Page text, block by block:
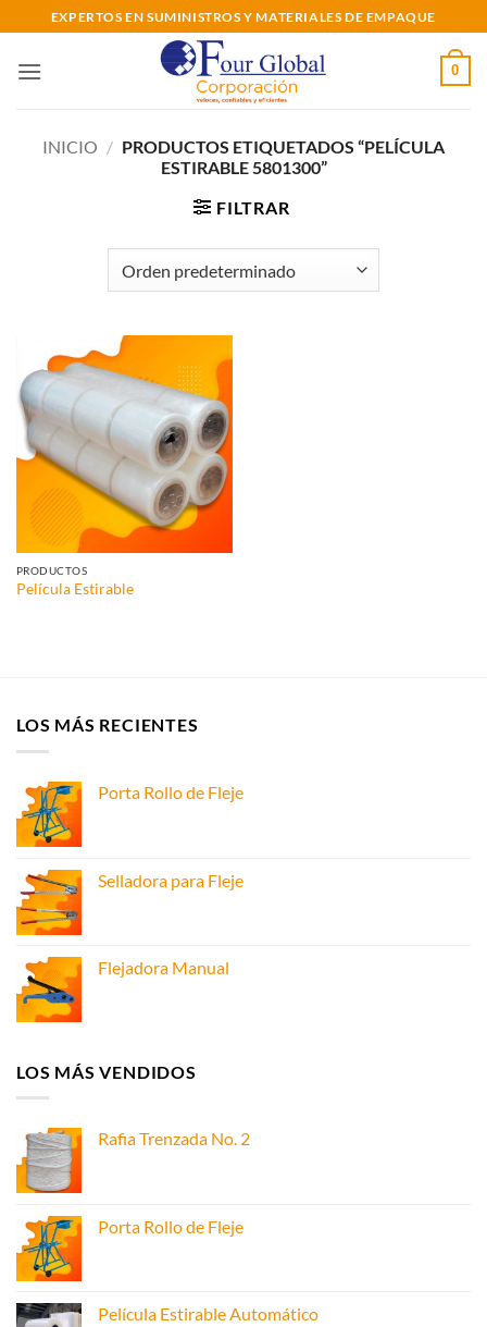
al
contenido
EXPERTOS EN SUMINISTROS Y MATERIALES DE EMPAQUE
0
INICIO / PRODUCTOS ETIQUETADOS “PELÍCULA
ESTIRABLE 5801300”
FILTRAR
PRODUCTOS
Película Estirable
LOS MÁS RECIENTES
Porta Rollo de Fleje
Selladora para Fleje
Flejadora Manual
LOS MÁS VENDIDOS
Rafia Trenzada No. 2
Porta Rollo de Fleje
Película Estirable Automático